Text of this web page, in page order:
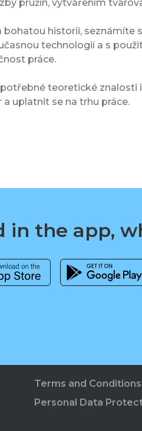
pružin, vytvářením
bohatou historii,
technologií a s
práce.
teoretické
uplatnit se na trhu práce.
in the app,
Terms and Conditions
Personal Data